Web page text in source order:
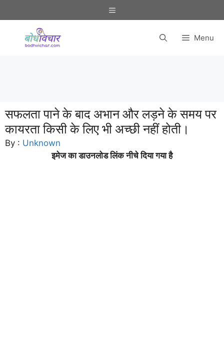
to
Menu
Menu
सफलता पाने के बाद अभान और लड़ने के समय पर
कायरता किसी के लिए भी अच्छी नहीं होती।
By : Unknown
इमेज का डाउनलोड लिंक नीचे दिया गया है